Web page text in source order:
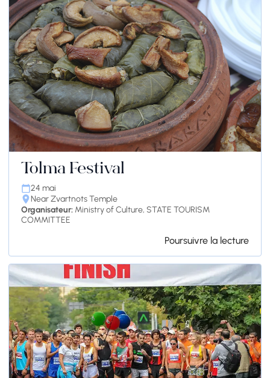
Tolma Festival
24 mai
Near Zvartnots Temple
Organisateur: Ministry of Culture, STATE TOURISM
COMMITTEE
Poursuivre la lecture